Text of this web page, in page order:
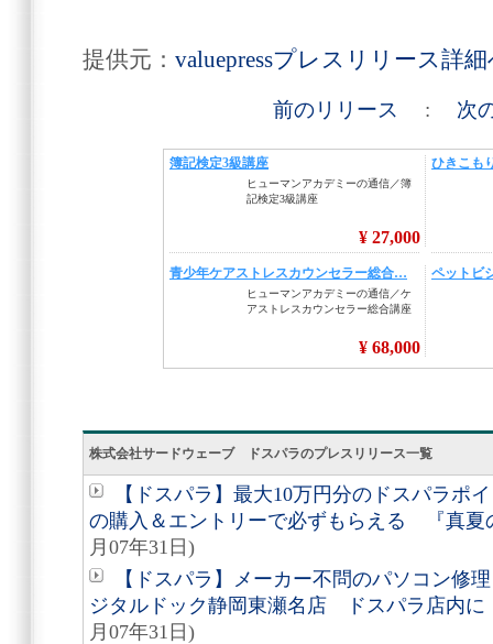
提供元： valuepressプレスリリース詳
前のリリース : 次
株式会社サードウェーブ ドスパラのプレスリリース一覧
【ドスパラ】最大10万円分のドスパラ
の購入＆エントリーで必ずもらえる 『真夏
月07年31日)
【ドスパラ】メーカー不問のパソコン
ジタルドック静岡東瀬名店 ドスパラ店内
月07年31日)